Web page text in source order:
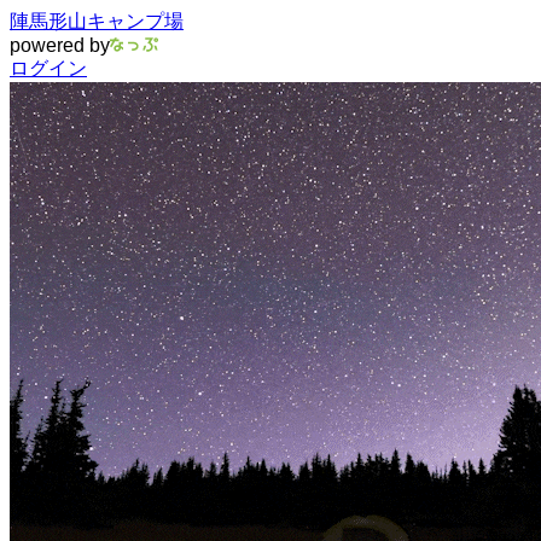
陣馬形山キャンプ場
powered by
ログイン